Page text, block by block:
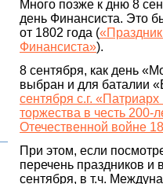
Много позже к дню 8
день Финансиста. Это
от 1802 года (
Финансиста»).
8 сентября, как день
выбран и для баталии
сентября с.г.
торжества в честь 200-
Отечественной войне
При этом, если
перечень праздников
сентября, в т.ч.